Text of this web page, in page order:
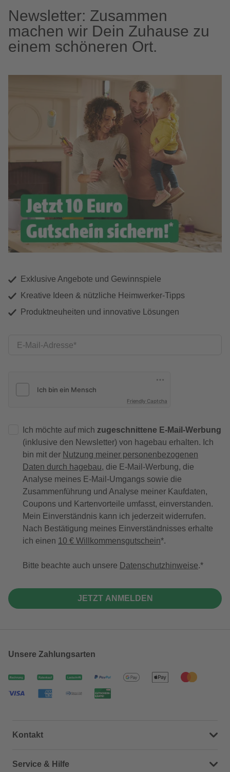
Newsletter: Zusammen
machen wir Dein Zuhause zu
einem schöneren Ort.
Exklusive Angebote und Gewinnspiele
Kreative Ideen & nützliche Heimwerker-Tipps
Produktneuheiten und innovative Lösungen
E-Mail-Adresse
Friendly Captcha
Ich möchte auf mich zugeschnittene E-Mail-Werbung
(inklusive den Newsletter) von hagebau erhalten. Ich
bin mit der Nutzung meiner personenbezogenen
Daten durch hagebau, die E-Mail-Werbung, die
Analyse meines E-Mail-Umgangs sowie die
Zusammenführung und Analyse meiner Kaufdaten,
Coupons und Kartenvorteile umfasst, einverstanden.
Mein Einverständnis kann ich jederzeit widerrufen.
Nach Bestätigung meines Einverständnisses erhalte
ich einen 10 € Willkommensgutschein*.
Bitte beachte auch unsere Datenschutzhinweise.
JETZT ANMELDEN
Unsere Zahlungsarten
Kontakt
Dein Kontakt zu uns
Service & Hilfe